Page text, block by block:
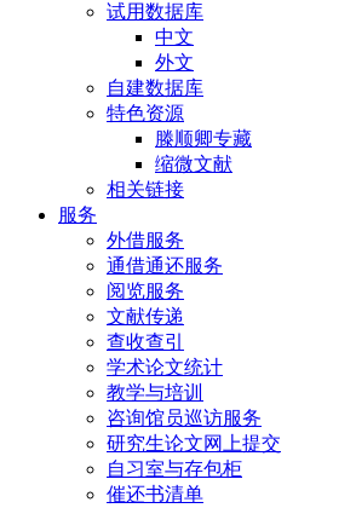
试用数据库
中文
外文
自建数据库
特色资源
滕顺卿专藏
缩微文献
相关链接
服务
外借服务
通借通还服务
阅览服务
文献传递
查收查引
学术论文统计
教学与培训
咨询馆员巡访服务
研究生论文网上提交
自习室与存包柜
催还书清单